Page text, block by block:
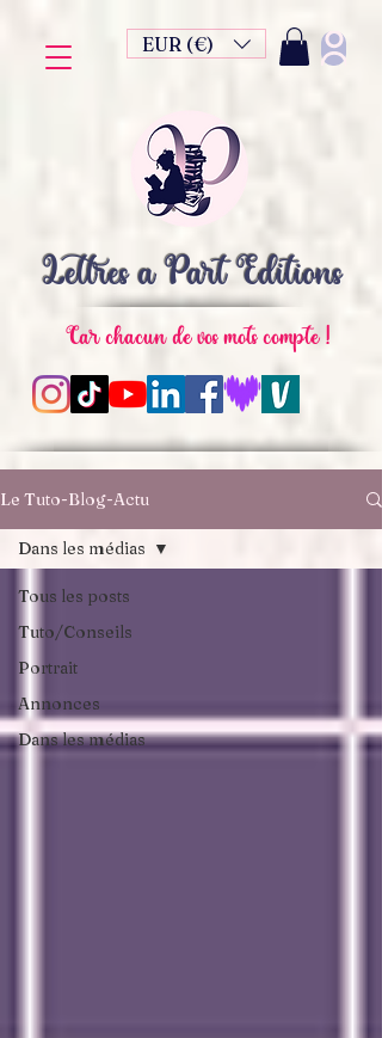
Lettres à Part Editions
Car chacun de vos mots compte !
EUR (€)
Le Tuto-Blog-Actu
Tous les posts
Tuto/Conseils
Portrait
Annonces
Dans les médias
Dans les médias